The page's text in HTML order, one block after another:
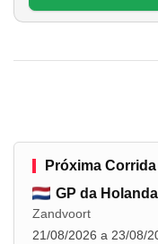
Próxima Corrida
GP da Holanda
Zandvoort
21/08/2026 a 23/08/